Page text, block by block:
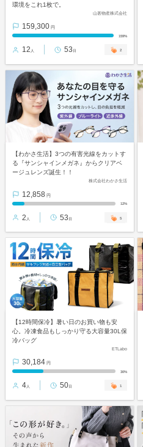
環境をこれ1枚で。
山甚物産株式会社
159,300 円
159%
12 人 53 日 2
【わかさ生活】3つの有害光線をカットす
る『サンシャインメガネ』からクリアベ
ージュレンズ誕生！！
株式会社わかさ生活
12,858 円
12%
2 人 53 日 5
【12時間保冷】暑い日のお買い物も安
心。冷凍食品もしっかり守る大容量30L保
冷バッグ
ETLabo
30,184 円
30%
4人 50日 1